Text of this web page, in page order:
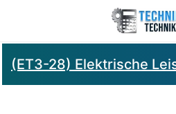
(ET3-28) Elektrische